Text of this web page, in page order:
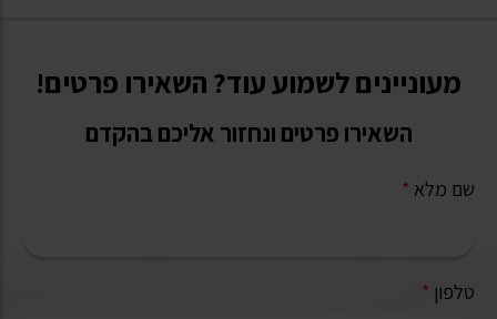
מעוניינים לשמוע עוד? השאירו פרטים!
השאירו פרטים ונחזור אליכם בהקדם
שם מלא *
טלפון *